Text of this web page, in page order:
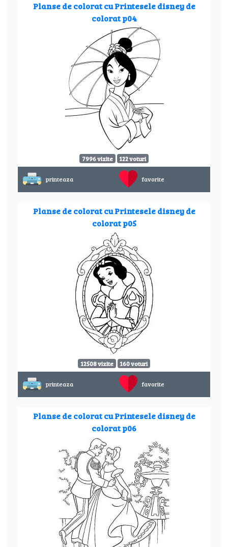
Planse de colorat cu Printesele disney de
colorat p04
7996 vizite 122 voturi
printeaza favorite
Planse de colorat cu Printesele disney de
colorat p05
12508 vizite 160 voturi
printeaza favorite
Planse de colorat cu Printesele disney de
colorat p06